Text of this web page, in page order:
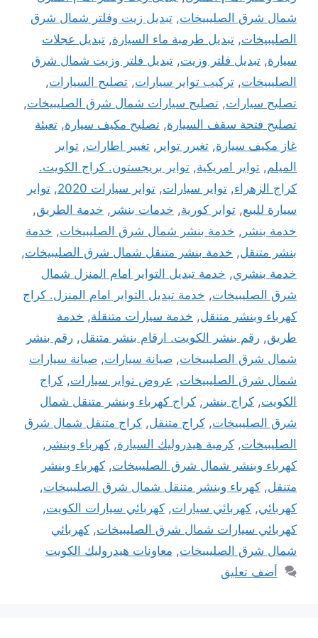
شمال شرق الصليبيخات, تبديل زيت وفلتر شمال شرق
الصليبيخات, تبديل طرمبة ماء السيارة, تبديل عجلات
سيارة, تبديل فلتر وزيت, تبديل فلتر وزيت شمال شرق
الصليبيخات, تركيب تواير سيارات, تصليح السيارات,
تصليح سيارات, تصليح سيارات شمال شرق الصليبيخات,
تصليح فتحة سقف السيارة, تصليح مكيف سيارة, تعبئة
غاز مكيف سيارة, تغيرر تواير , تغيير اطارات, تواير
الميلم, تواير امريكية, تواير بريجستون. كراج الكويت.
كراج الزهراء, تواير سيارات, تواير سيارات 2020 , تواير
سيارة للبيع, تواير كورية, خدمات بنشر , خدمة الطريق,
خدمة بنشر , خدمة بنشر شمال شرق الصليبيخات, خدمة
بنشر متنقل, خدمة بنشر متنقل شمال شرق الصليبيخات,
خدمة بنشري, خدمة تبديل التواير امام المنزل شمال
شرق الصليبيخات, خدمة تبديل التواير امام المنزل. كراج
كهرباء وبنشر متنقل, خدمة سيارات متنقلة, خدمة
طريق, رقم بنشر الكويت. ارقام بنشر متنقل, رقم بنشر
شمال شرق الصليبيخات, صيانة سيارات, صيانة سيارات
شمال شرق الصليبيخات, عروض تواير سيارات, كراج
الكويت, كراج بنشر , كراج كهرباء وبنشر متنقل شمال
شرق الصليبيخات, كراج متنقل, كراج متنقل شمال شرق
الصليبيخات, كرمبة هيدروليك السيارة, كهرباء وبنشر ,
كهرباء وبنشر شمال شرق الصليبيخات, كهرباء وبنشر
متنقل, كهرباء وبنشر متنقل شمال شرق الصليبيخات,
كهربائي, كهربائي سيارات, كهربائي سيارات الكويت,
كهربائي سيارات شمال شرق الصليبيخات, كهربائي
شمال شرق الصليبيخات, معاونات هيدروليك الكويت
أضف تعليق